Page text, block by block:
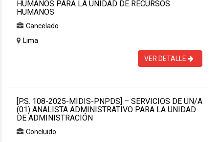
HUMANOS PARA LA UNIDAD DE RECURSOS
HUMANOS
Cancelado
Lima
VER DETALLE
[P.S. 108-2025-MIDIS-PNPDS] – SERVICIOS DE UN/A
(01) ANALISTA ADMINISTRATIVO PARA LA UNIDAD
DE ADMINISTRACIÓN
Concluido